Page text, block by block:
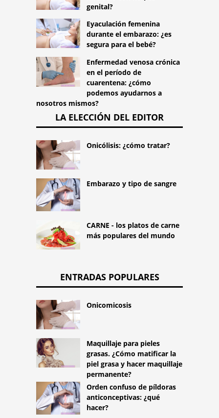
genital?
Eyaculación femenina
durante el embarazo: ¿es
segura para el bebé?
Enfermedad venosa crónica
en el período de
cuarentena: ¿cómo
podemos ayudarnos a
nosotros mismos?
LA ELECCIÓN DEL EDITOR
Onicólisis: ¿cómo tratar?
Embarazo y tipo de sangre
CARNE - los platos de carne
más populares del mundo
ENTRADAS POPULARES
Onicomicosis
Maquillaje para pieles
grasas. ¿Cómo matificar la
piel grasa y hacer maquillaje
permanente?
Orden confuso de píldoras
anticonceptivas: ¿qué
hacer?